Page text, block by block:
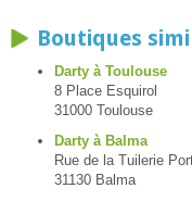
Boutiques
Darty à Toulouse
8 Place Esquirol
31000 Toulouse
Darty à Balma
Rue de la Tuilerie
31130 Balma